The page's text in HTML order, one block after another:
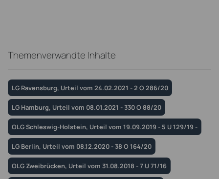
Themenverwandte Inhalte
LG Ravensburg, Urteil vom 24.02.2021 - 2 O 286/20
LG Hamburg, Urteil vom 08.01.2021 - 330 O 88/20
OLG Schleswig-Holstein, Urteil vom 19.09.2019 - 5 U 129/19 -
LG Berlin, Urteil vom 08.12.2020 - 38 O 164/20
OLG Zweibrücken, Urteil vom 31.08.2018 - 7 U 71/16